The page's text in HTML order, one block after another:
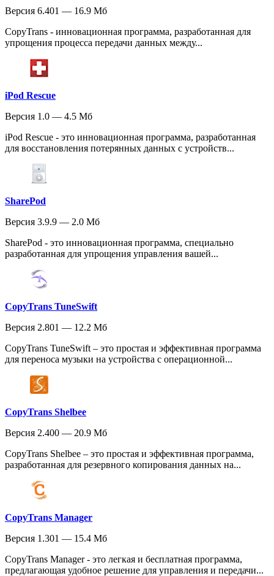
Версия 6.401 — 16.9 Мб
CopyTrans - инновационная программа, разработанная для
упрощения процесса передачи данных между...
iPod Rescue
Версия 1.0 — 4.5 Мб
iPod Rescue - это инновационная программа, разработанная
для восстановления потерянных данных с устройств...
SharePod
Версия 3.9.9 — 2.0 Мб
SharePod - это инновационная программа, специально
разработанная для упрощения управления вашей...
CopyTrans TuneSwift
Версия 2.801 — 12.2 Мб
CopyTrans TuneSwift – это простая и эффективная программа
для переноса музыки на устройства с операционной...
CopyTrans Shelbee
Версия 2.400 — 20.9 Мб
CopyTrans Shelbee – это простая и эффективная программа,
разработанная для резервного копирования данных на...
CopyTrans Manager
Версия 1.301 — 15.4 Мб
CopyTrans Manager - это легкая и бесплатная программа,
предлагающая удобное решение для управления и передачи...